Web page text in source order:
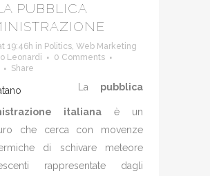
PUBBLICA
19:46h in Politics, Web Marketing
Leonardi
0 Comments
Share
La pubblica
italiana è un
che cerca con movenze
di schivare meteore
rappresentate dagli